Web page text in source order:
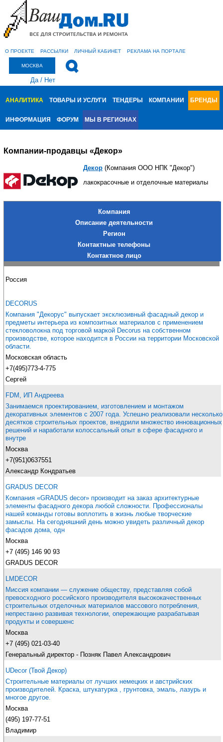
О ПРОЕКТЕ РАССЫЛКИ ЛИЧНЫЙ КАБИНЕТ РЕКЛАМА НА ПОРТАЛЕ
МОСКВА
Да/ Нет
АНАЛИТИКА ТОВАРЫ И УСЛУГИ ТЕНДЕРЫ КОМПАНИИ БРЕНДЫ
ИНФОРМАЦИЯ ФОРУМ МЫ В РЕГИОНАХ
Компании-продавцы «Декор»
Декор (Компания ООО НПК "Декор")
лакокрасочные и отделочные материалы
Компания
Описание деятельности
Регион
Контактные телефоны
Контактное лицо
Россия
DECORUS
Компания "Декорус" выпускает эксклюзивный фасадный декор и
предметы интерьера из композитных материалов с применением
стекловолокна под торговой маркой Decorus на собственном
производстве, которое находится в России на территории Московской
области.
Московская область
+7(495)773-4-775
Сергей
FDM, ИП Андреева
Занимаемся проектированием, изготовлением и монтажом
декоративных элементов с 2007 года. Успешно реализовали несколько
десятков строительных проектов, внедрили множество инновационных
решений и наработали колоссальный опыт в сфере фасадного и
внутре
Москва
+7(951)0637551
Александр Кондратьев
GRADUS DECOR
Компания «GRADUS decor» производит на заказ архитектурные
элементы фасадного декора любой сложности. Профессионалы
нашей команды готовы воплотить в жизнь любые творческие
замыслы. На сегодняшний день можно увидеть различный декор
фасадов дома, одн
Москва
+7 (495) 146 90 93
GRADUS DECOR
LMDECOR
Миссия компании — служение обществу, представляя собой
превосходного российского производителя высококачественных
строительных отделочных материалов массового потребления,
непрестанно развивая технологии, опережающие разрабатывая
продукты и совершенс
Москва
+7 (495) 021-03-40
Генеральный директор - Позняк Павел Александрович
UDecor (Твой Декор)
Строительные материалы от лучших немецких и австрийских
производителей. Краска, штукатурка , грунтовка, эмаль, лазурь и
многое другое.
Москва
(495) 197-77-51
Владимир